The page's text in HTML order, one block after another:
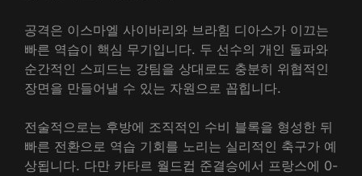
공격은 이스마엘 사이바리와 브라힘 디아스가 이끄는
빠른 역습이 핵심 무기입니다. 두 선수의 개인 돌파와
순간적인 스피드는 강팀을 상대로도 충분히 위협적인
장면을 만들어낼 수 있는 자원으로 꼽힙니다.
전술적으로는 후방에 조직적인 수비 블록을 형성한 뒤
빠른 전환으로 역습 기회를 노리는 실리적인 축구가 예
상됩니다. 다만 카타르 월드컵 준결승에서 프랑스에 0-